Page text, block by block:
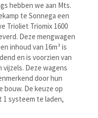
hebben we aan Mts.
te Sonnega een
Trioliet Triomix 1600
Deze mengwagen
inhoud van 16m³ is
en is voorzien van
vijzels. Deze wagens
door hun
bouw. De keuze op
1 systeem te laden,